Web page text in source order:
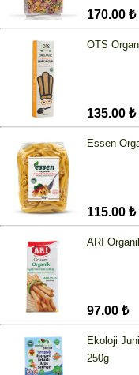
170.00 ₺
OTS
135.00 ₺
Essen
115.00 ₺
ARI
97.00 ₺
Ekoloji
250g